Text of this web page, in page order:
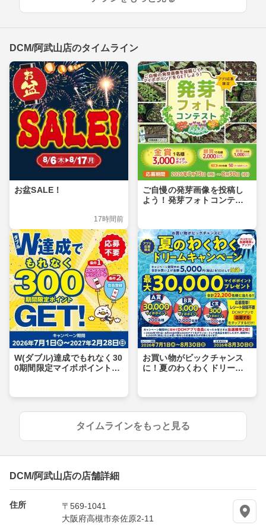
DCM/阿武山店のタイムライン
お盆SALE！
17時間前
ご自慢の発芽画像を投稿し
よう！発芽フォトコンテス
W(ダブル)達成でもれなく30
0期間限定マイボポイントG
お買い物がビックチャンス
に！夏のわくわくドリーム
タイムラインをもっと見る
DCM/阿武山店の店舗詳細
住所
〒569-1041
大阪府高槻市奈佐原2-11